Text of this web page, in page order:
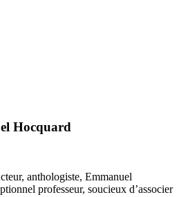
Hocquard
anthologiste, Emmanuel
professeur, soucieux d’associer